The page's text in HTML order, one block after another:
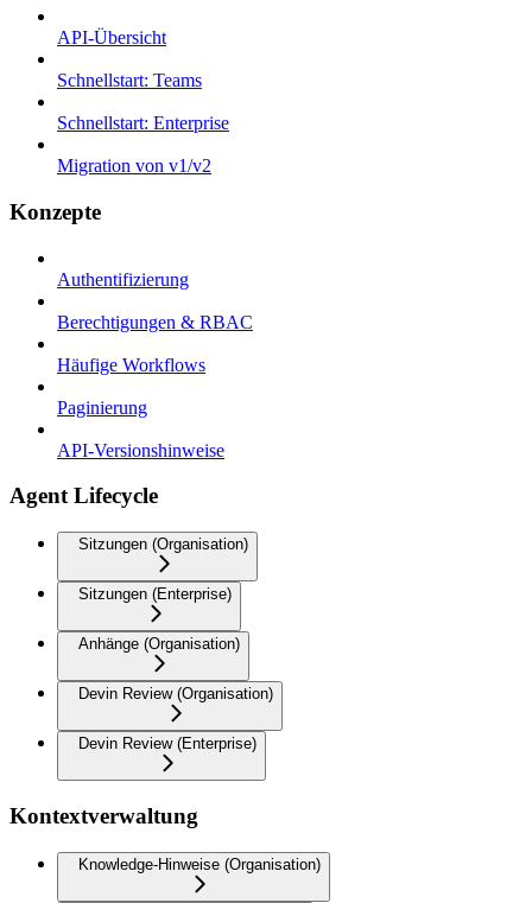
API-Übersicht
Schnellstart: Teams
Schnellstart: Enterprise
Migration von v1/v2
Konzepte
Authentifizierung
Berechtigungen & RBAC
Häufige Workflows
Paginierung
API-Versionshinweise
Agent Lifecycle
Sitzungen (Organisation)
Sitzungen (Enterprise)
Anhänge (Organisation)
Devin Review (Organisation)
Devin Review (Enterprise)
Kontextverwaltung
Knowledge-Hinweise (Organisation)